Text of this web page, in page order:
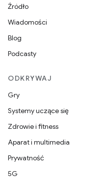
Źródło
Wiadomości
Blog
Podcasty
ODKRYWAJ
Gry
Systemy uczące się
Zdrowie i fitness
Aparat i multimedia
Prywatność
5G